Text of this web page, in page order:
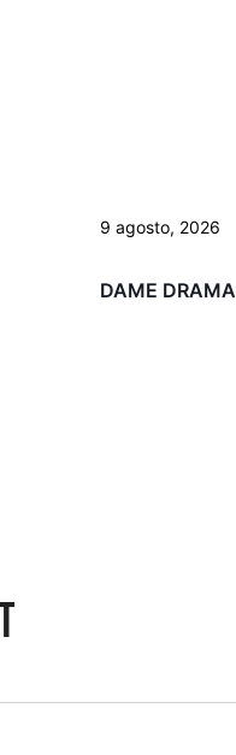
9 agosto, 2026
DAME DRAMA